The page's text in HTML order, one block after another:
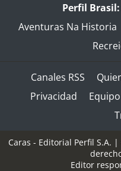
Perfil Brasil:
Aventuras Na Historia
Canales RSS
Privacidad
Equipo
Caras - Editorial Perfil S.A. |
Editor